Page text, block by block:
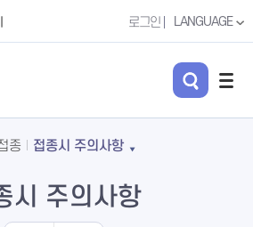
로그인 LANGUAGE
종 접종시 주의사항
시 주의사항